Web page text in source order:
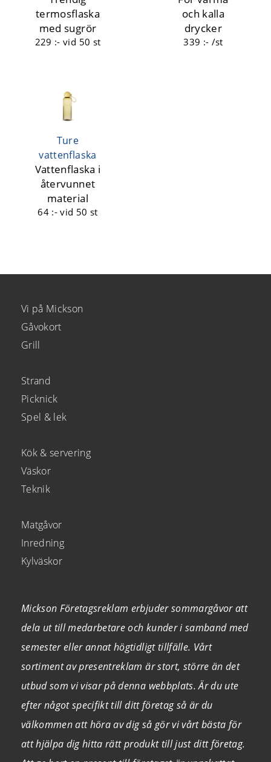
termosflaska
med sugrör
229 :-vid 50 st
och kalla
drycker
339 :- /st
Ture
vattenflaska
Vattenflaska i
återvunnet
material
64 :-vid 50 st
Vi på Mickson
Gåvokort
Grill
Strand
Picknick
Spel & lek
Kök & servering
Väskor
Teknik
Matgåvor
Inredning
Kylväskor
Mickson Företagsreklam erbjuder sommargåvor att
dela ut till medarbetare och kunder i samband med
semester eller annat högtidligt tillfälle. Vårt
sortiment av presentreklam är stort, större än det
utbud som vi visar på denna webbplats. Är du ute
efter något specifikt till ditt företag så är du
välkommen att höra av dig så gör vi vårt bästa för
att hjälpa dig hitta rätt produkt till just ditt företag.